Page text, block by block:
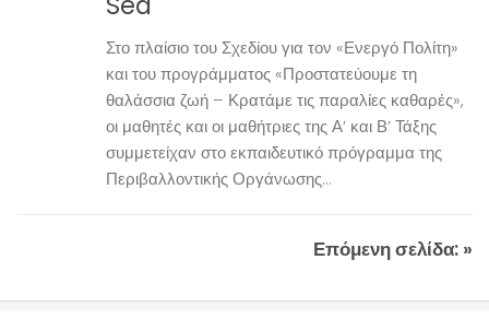
Στο πλαίσιο του Σχεδίου για τον «Ενεργό Πολίτη»
και του προγράμματος «Προστατεύουμε τη
θαλάσσια ζωή – Κρατάμε τις παραλίες καθαρές»,
οι μαθητές και οι μαθήτριες της Α’ και Β’ Τάξης
συμμετείχαν στο εκπαιδευτικό πρόγραμμα της
Περιβαλλοντικής Οργάνωσης...
Επόμενη σελίδα: »